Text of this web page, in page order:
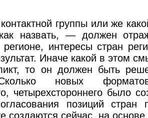
группы или же
назвать, — должен
интересы стран
Иначе какой в этом
то он должен быть
новых форматов
четырехстороннего было
позиций стран
создаются сейчас, на основе